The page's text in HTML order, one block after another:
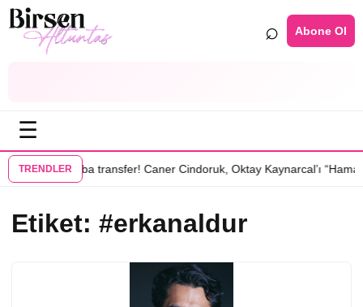
⌕ Abone Ol
☰
TRENDLER
•Bomba transfer! Caner Cindoruk, Oktay Kaynarcal’ı
Etiket: #erkanaldur